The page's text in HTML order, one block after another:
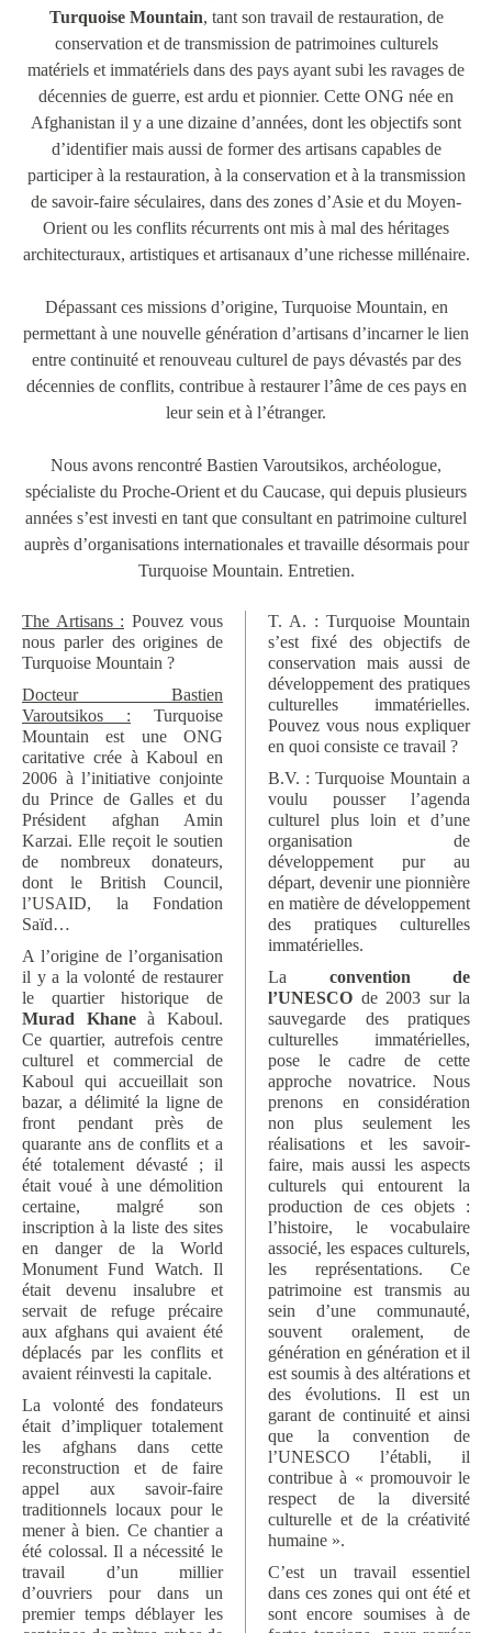
Turquoise Mountain, tant son travail de restauration, de
conservation et de transmission de patrimoines culturels
matériels et immatériels dans des pays ayant subi les ravages de
décennies de guerre, est ardu et pionnier. Cette ONG née en
Afghanistan il y a une dizaine d’années, dont les objectifs sont
d’identifier mais aussi de former des artisans capables de
participer à la restauration, à la conservation et à la transmission
de savoir-faire séculaires, dans des zones d’Asie et du Moyen-
Orient ou les conflits récurrents ont mis à mal des héritages
architecturaux, artistiques et artisanaux d’une richesse millénaire.
Dépassant ces missions d’origine, Turquoise Mountain, en
permettant à une nouvelle génération d’artisans d’incarner le lien
entre continuité et renouveau culturel de pays dévastés par des
décennies de conflits, contribue à restaurer l’âme de ces pays en
leur sein et à l’étranger.
Nous avons rencontré Bastien Varoutsikos, archéologue,
spécialiste du Proche-Orient et du Caucase, qui depuis plusieurs
années s’est investi en tant que consultant en patrimoine culturel
auprès d’organisations internationales et travaille désormais pour
Turquoise Mountain. Entretien.
The Artisans : Pouvez vous
nous parler des origines de
Turquoise Mountain ?
Docteur Bastien
Varoutsikos : Turquoise
Mountain est une ONG
caritative crée à Kaboul en
2006 à l’initiative conjointe
du Prince de Galles et du
Président afghan Amin
Karzai. Elle reçoit le soutien
de nombreux donateurs,
dont le British Council,
l’USAID, la Fondation
Saïd…
A l’origine de l’organisation
il y a la volonté de restaurer
le quartier historique de
Murad Khaneà Kaboul.
Ce quartier, autrefois centre
culturel et commercial de
Kaboul qui accueillait son
bazar, a délimité la ligne de
front pendant près de
quarante ans de conflits et a
été totalement dévasté ; il
était voué à une démolition
certaine, malgré son
inscription à la liste des sites
en danger de la World
Monument Fund Watch. Il
était devenu insalubre et
servait de refuge précaire
aux afghans qui avaient été
déplacés par les conflits et
avaient réinvesti la capitale.
La volonté des fondateurs
était d’impliquer totalement
les afghans dans cette
reconstruction et de faire
appel aux savoir-faire
traditionnels locaux pour le
mener à bien. Ce chantier a
été colossal. Il a nécessité le
travail d’un millier
d’ouvriers pour dans un
premier temps déblayer les
T. A. : Turquoise Mountain
s’est fixé des objectifs de
conservation mais aussi de
développement des pratiques
culturelles immatérielles.
Pouvez vous nous expliquer
en quoi consiste ce travail ?
B.V. : Turquoise Mountain a
voulu pousser l’agenda
culturel plus loin et d’une
organisation de
développement pur au
départ, devenir une pionnière
en matière de développement
des pratiques culturelles
immatérielles.
La convention de
l’UNESCO de 2003 sur la
sauvegarde des pratiques
culturelles immatérielles,
pose le cadre de cette
approche novatrice. Nous
prenons en considération
non plus seulement les
réalisations et les savoir-
faire, mais aussi les aspects
culturels qui entourent la
production de ces objets :
l’histoire, le vocabulaire
associé, les espaces culturels,
les représentations. Ce
patrimoine est transmis au
sein d’une communauté,
souvent oralement, de
génération en génération et il
est soumis à des altérations et
des évolutions. Il est un
garant de continuité et ainsi
que la convention de
l’UNESCO l’établi, il
contribue à « promouvoir le
respect de la diversité
culturelle et de la créativité
humaine ».
C’est un travail essentiel
dans ces zones qui ont été et
sont encore soumises à de